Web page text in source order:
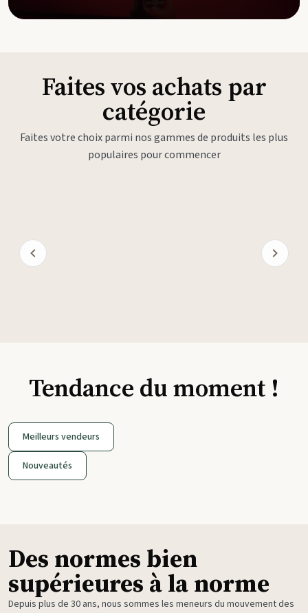
Faites vos achats par
catégorie
Faites votre choix parmi nos gammes de produits les plus
populaires pour commencer
Tendance du moment !
Meilleurs vendeurs
Nouveautés
Des normes bien
supérieures à la norme
Depuis plus de 30 ans, nous sommes les meneurs du mouvement des